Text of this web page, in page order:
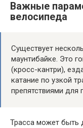
Важные
велосипеда
Существует
маунтибайке. Это
(кросс-кантри),
катание по узкой
препятствиями
Трасса может быть